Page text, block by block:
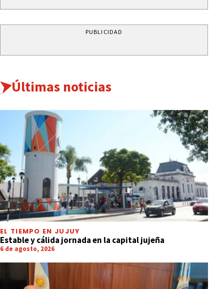
PUBLICIDAD
Últimas noticias
EL TIEMPO EN JUJUY
Estable y cálida jornada en la capital jujeña
6 de agosto, 2026